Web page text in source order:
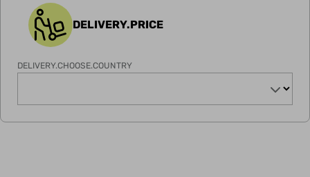
DELIVERY.PRICE
DELIVERY.CHOOSE.COUNTRY